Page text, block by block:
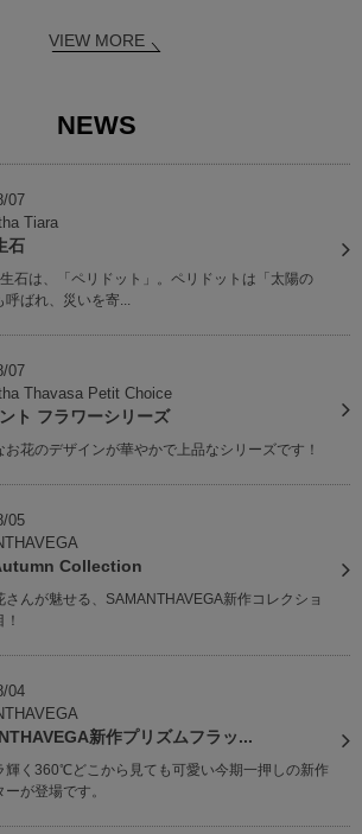
VIEW MORE
NEWS
07
Tiara
石
石は、「ペリドット」。ペリドットは「太陽の
ばれ、災いを寄...
07
Thavasa Petit Choice
ト フラワーシリーズ
お花のデザインが華やかで上品なシリーズです！
05
Collection
さんが魅せる、SAMANTHAVEGA新作コレクショ
04
新作プリズムフラッ...
輝く360℃どこから見ても可愛い今期一押しの新作
ーが登場です。